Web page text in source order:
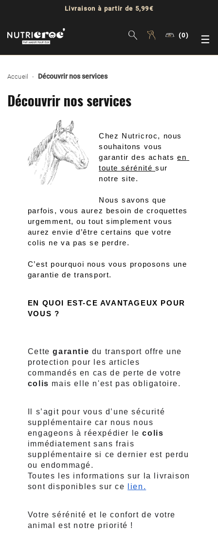
Livraison à partir de 5,99€
(0) ☰
Accueil Découvrir nos services
Découvrir nos services
Chez Nutricroc, nous
souhaitons vous
garantir des achats en
toute sérénité sur
notre site.
Nous savons que
parfois, vous aurez besoin de croquettes
urgemment, ou tout simplement vous
aurez envie d’être certains que votre
colis ne va pas se perdre.
C’est pourquoi nous vous proposons une
garantie de transport.
EN QUOI EST-CE AVANTAGEUX POUR
VOUS ?
Cette garantie du transport offre une
protection pour les articles
colis mais elle n'est pas obligatoire.
Il s’agit pour vous d’une sécurité
supplémentaire car nous nous
engageons à réexpédier le colis
immédiatement sans frais
supplémentaire si ce dernier est perdu
ou endommagé.
Toutes les informations sur la livraison
sont disponibles sur ce
lien.
Votre sérénité et le confort de votre
animal est notre priorité !